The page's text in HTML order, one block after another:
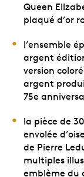
Queen
plaqué d’or
l’ensemble
argent
version
argent
75e
la pièce de
envolée
de Pierre
multiples
emblème du